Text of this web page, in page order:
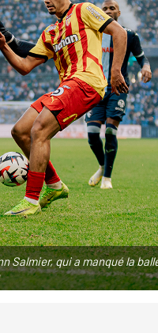
Salmier, qui a manqué la